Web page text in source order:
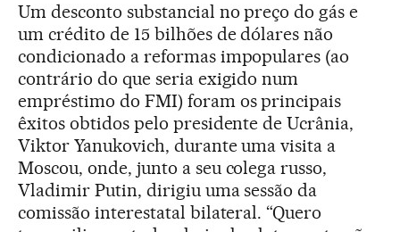
Um desconto substancial no preço do gás e
um crédito de 15 bilhões de dólares não
condicionado a reformas impopulares (ao
contrário do que seria exigido num
empréstimo do FMI) foram os principais
êxitos obtidos pelo presidente de Ucrânia,
Viktor Yanukovich, durante uma visita a
Moscou, onde, junto a seu colega russo,
Vladimir Putin, dirigiu uma sessão da
comissão interestatal bilateral. “Quero